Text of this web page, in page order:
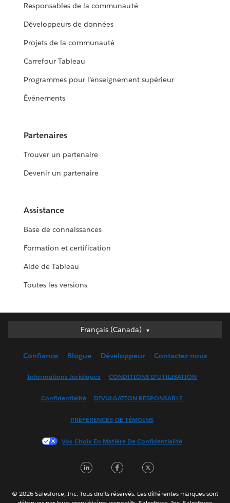
Responsables de la communauté
Développeurs de données
Projets de la communauté
Carrefour Tableau
Programmes pour l’enseignement supérieur
Événements
Partenaires
Trouver un partenaire
Devenir un partenaire
Assistance
Base de connaissances
Formation et certification
Aide de Tableau
Toutes les versions
Français (Canada)
Français (Canada)
English (UK)
Français (France)
한국어
Português
ไทย
Confiance Blogue Développeur Contactez-nous
Informations Juridiques CONDITIONS D’UTILISATION
Confidentialité DIVULGATION RESPONSABLE
PRÉFÉRENCES DE TÉMOINS
Vos Choix En Matière De Confidentialité
LinkedInFacebook
© 2026 Salesforce, Inc. Tous droits réservés. Les différentes marques sont